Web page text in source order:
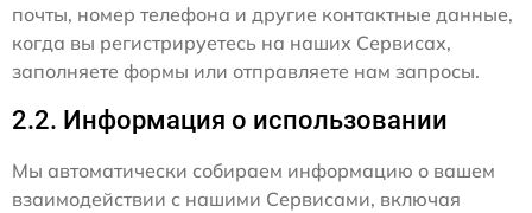
почты, номер телефона и другие контактные данные,
когда вы регистрируетесь на наших Сервисах,
заполняете формы или отправляете нам запросы.
2.2. Информация о использовании
Мы автоматически собираем информацию о вашем
взаимодействии с нашими Сервисами, включая